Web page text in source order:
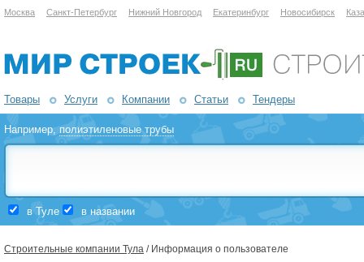
Москва Санкт-Петербург Нижний Новгород Екатеринбург Новосибирск
Товары Услуги Компании Статьи Тендеры
Например,полиэтиленовые трубы
в Туле в названии
Строительные компании Тула / Информация о пользователе